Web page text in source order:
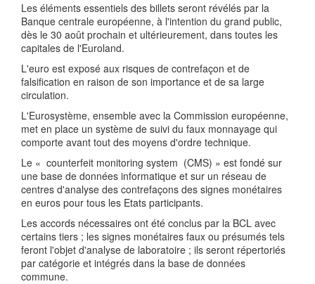
Les éléments essentiels des billets seront révélés par la
Banque centrale européenne, à l'intention du grand public,
dès le 30 août prochain et ultérieurement, dans toutes les
capitales de l'Euroland.
L'euro est exposé aux risques de contrefaçon et de
falsification en raison de son importance et de sa large
circulation.
L'Eurosystème, ensemble avec la Commission européenne,
met en place un système de suivi du faux monnayage qui
comporte avant tout des moyens d'ordre technique.
Le « counterfeit monitoring system (CMS) » est fondé sur
une base de données informatique et sur un réseau de
centres d'analyse des contrefaçons des signes monétaires
en euros pour tous les Etats participants.
Les accords nécessaires ont été conclus par la BCL avec
certains tiers ; les signes monétaires faux ou présumés tels
feront l'objet d'analyse de laboratoire ; ils seront répertoriés
par catégorie et intégrés dans la base de données
commune.